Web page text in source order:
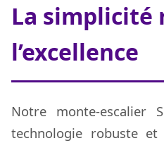
La simplicité
l’excellence
Notre monte-escalier
technologie robuste